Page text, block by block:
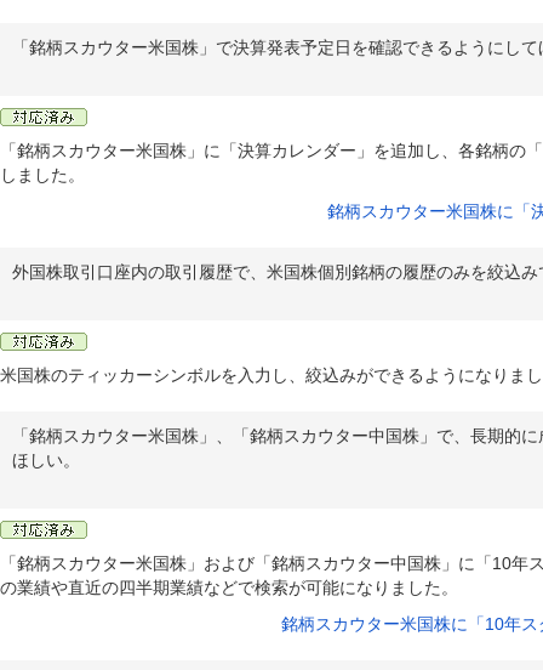
「銘柄スカウター米国株」で決算発表予定日を確認できるようにし
「銘柄スカウター米国株」に「決算カレンダー」を追加し、各銘柄の
しました。
銘柄スカウター米国株に「
外国株取引口座内の取引履歴で、米国株個別銘柄の履歴のみを絞込
米国株のティッカーシンボルを入力し、絞込みができるようになりま
「銘柄スカウター米国株」、「銘柄スカウター中国株」で、長期的
ほしい。
「銘柄スカウター米国株」および「銘柄スカウター中国株」に「10
の業績や直近の四半期業績などで検索が可能になりました。
銘柄スカウター米国株に「10年